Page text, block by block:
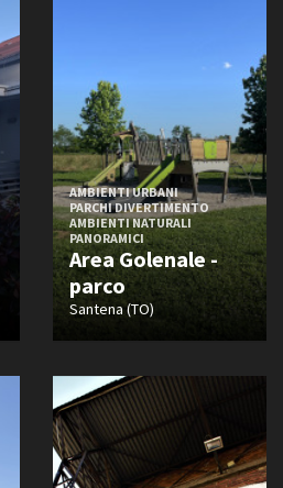
AMBIENTI URBANI
PARCHI DIVERTIMENTO
AMBIENTI NATURALI
PANORAMICI
Area Golenale -
parco
Santena (TO)